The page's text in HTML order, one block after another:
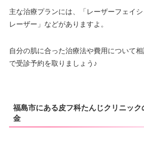
主な治療プランには、「レーザーフェイ
レーザー」などがありますよ。
自分の肌に合った治療法や費用について
で受診予約を取りましょう♪
福島市にある皮フ科たんじクリニッ
金